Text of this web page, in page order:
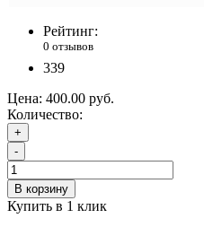
Рейтинг:
0 отзывов
339
Цена: 400.00 руб.
Количество:
+
-
В корзину
Купить в 1 клик